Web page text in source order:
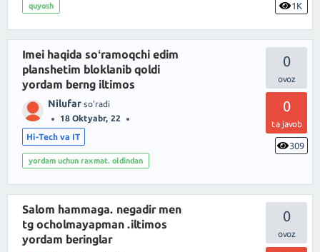
1K
quyosh
0
0
ta javob
309
Imei haqida soʻramoqchi edim
planshetim bloklanib qoldi
yordam berng iltimos
Nilufar so'radi
18 Oktyabr, 22
Hi-Tech va IT
yordam uchun raxmat. oldindan
0
Salom hammaga. negadir men
tg ocholmayapman .iltimos
yordam beringlar